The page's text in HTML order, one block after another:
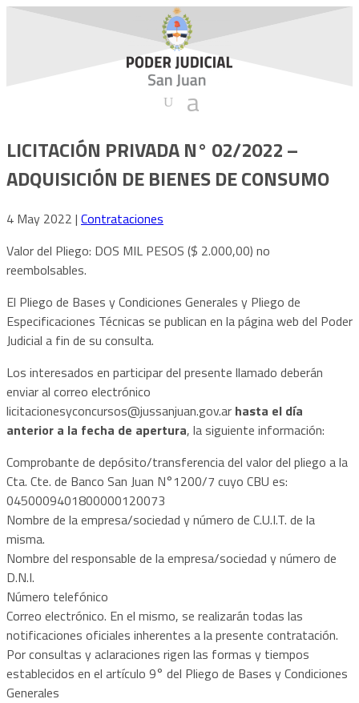
LICITACIÓN PRIVADA N° 02/2022 –
ADQUISICIÓN DE BIENES DE CONSUMO
4 May 2022 | Contrataciones
Valor del Pliego: DOS MIL PESOS ($ 2.000,00) no
reembolsables.
El Pliego de Bases y Condiciones Generales y Pliego de
Especificaciones Técnicas se publican en la página web del Poder
Judicial a fin de su consulta.
Los interesados en participar del presente llamado deberán
enviar al correo electrónico
licitacionesyconcursos@jussanjuan.gov.ar hasta el día
anterior a la fecha de apertura, la siguiente información:
Comprobante de depósito/transferencia del valor del pliego a la
Cta. Cte. de Banco San Juan N°1200/7 cuyo CBU es:
0450009401800000120073
Nombre de la empresa/sociedad y número de C.U.I.T. de la
misma.
Nombre del responsable de la empresa/sociedad y número de
D.N.I.
Número telefónico
Correo electrónico. En el mismo, se realizarán todas las
notificaciones oficiales inherentes a la presente contratación.
Por consultas y aclaraciones rigen las formas y tiempos
establecidos en el artículo 9° del Pliego de Bases y Condiciones
Generales